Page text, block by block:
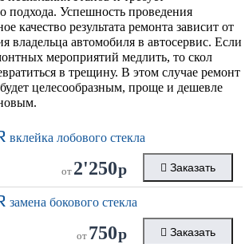
подхода. Успешность проведения
качество результата ремонта зависит от
владельца автомобиля в автосервис. Если
мероприятий медлить, то скол
в трещину. В этом случае ремонт
целесообразным, проще и дешевле
вклейка лобового стекла
от 2'250р Заказать
замена бокового стекла
от 750р Заказать